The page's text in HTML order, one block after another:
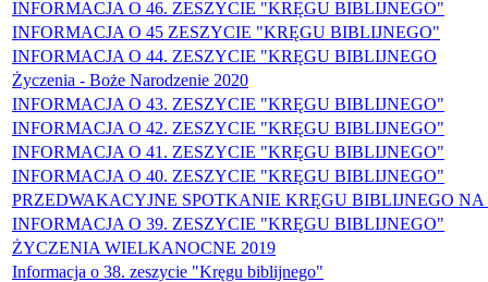
INFORMACJA O 46. ZESZYCIE "KRĘGU BIBLIJNEGO"
INFORMACJA O 45 ZESZYCIE "KRĘGU BIBLIJNEGO"
INFORMACJA O 44. ZESZYCIE "KRĘGU BIBLIJNEGO
Życzenia - Boże Narodzenie 2020
INFORMACJA O 43. ZESZYCIE "KRĘGU BIBLIJNEGO"
INFORMACJA O 42. ZESZYCIE "KRĘGU BIBLIJNEGO"
INFORMACJA O 41. ZESZYCIE "KRĘGU BIBLIJNEGO"
INFORMACJA O 40. ZESZYCIE "KRĘGU BIBLIJNEGO"
PRZEDWAKACYJNE SPOTKANIE KRĘGU BIBLIJNEGO NA
INFORMACJA O 39. ZESZYCIE "KRĘGU BIBLIJNEGO"
ŻYCZENIA WIELKANOCNE 2019
Informacja o 38. zeszycie "Kręgu biblijnego"